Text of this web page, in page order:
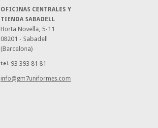
OFICINAS CENTRALES Y
TIENDA SABADELL
Horta Novella, 5-11
08201 - Sabadell
(Barcelona)
tel. 93 393 81 81
info@gm7uniformes.com